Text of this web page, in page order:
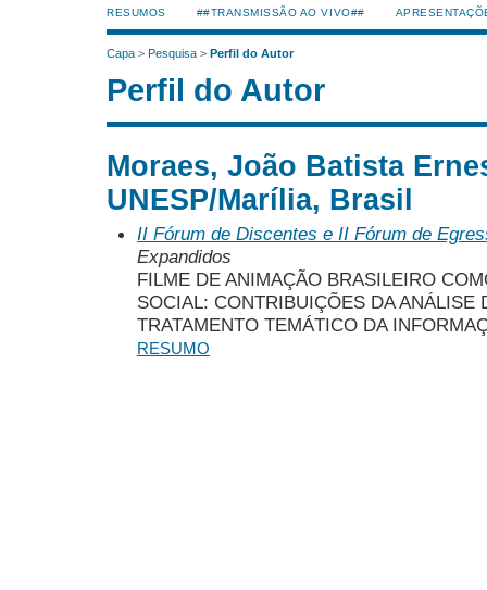
RESUMOS
##TRANSMISSÃO AO VIVO##
Capa > Pesquisa > Perfil do Autor
Perfil do Autor
Moraes, João Batista
UNESP/Marília, Brasil
II Fórum de Discentes e II Fórum de
Expandidos
FILME DE ANIMAÇÃO BRASILEIRO
SOCIAL: CONTRIBUIÇÕES DA ANÁLISE
TRATAMENTO TEMÁTICO DA
RESUMO